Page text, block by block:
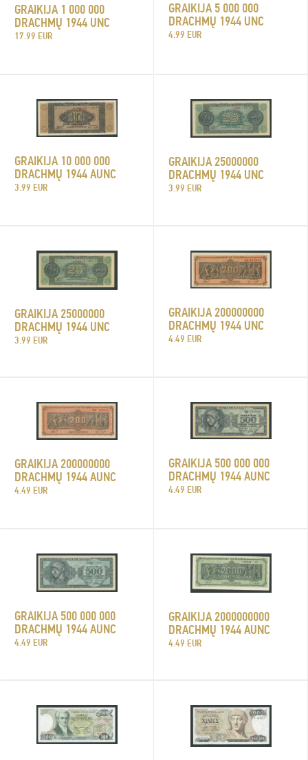
GRAIKIJA 1 000 000
DRACHMŲ 1944 UNC
17.99 EUR
GRAIKIJA 5 000 000
DRACHMŲ 1944 UNC
4.99 EUR
GRAIKIJA 10 000 000
DRACHMŲ 1944 AUNC
3.99 EUR
GRAIKIJA 25000000
DRACHMŲ 1944 UNC
3.99 EUR
GRAIKIJA 25000000
DRACHMŲ 1944 UNC
3.99 EUR
GRAIKIJA 200000000
DRACHMŲ 1944 UNC
4.49 EUR
GRAIKIJA 200000000
DRACHMŲ 1944 AUNC
4.49 EUR
GRAIKIJA 500 000 000
DRACHMŲ 1944 AUNC
4.49 EUR
GRAIKIJA 500 000 000
DRACHMŲ 1944 AUNC
4.49 EUR
GRAIKIJA 2000000000
DRACHMŲ 1944 AUNC
4.49 EUR